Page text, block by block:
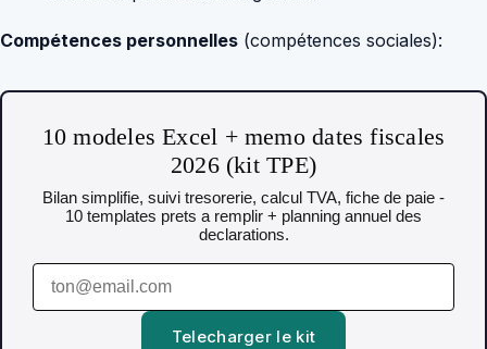
Compétences personnelles (compétences sociales):
10 modeles Excel + memo dates fiscales
2026 (kit TPE)
Bilan simplifie, suivi tresorerie, calcul TVA, fiche de paie -
10 templates prets a remplir + planning annuel des
declarations.
Telecharger le kit